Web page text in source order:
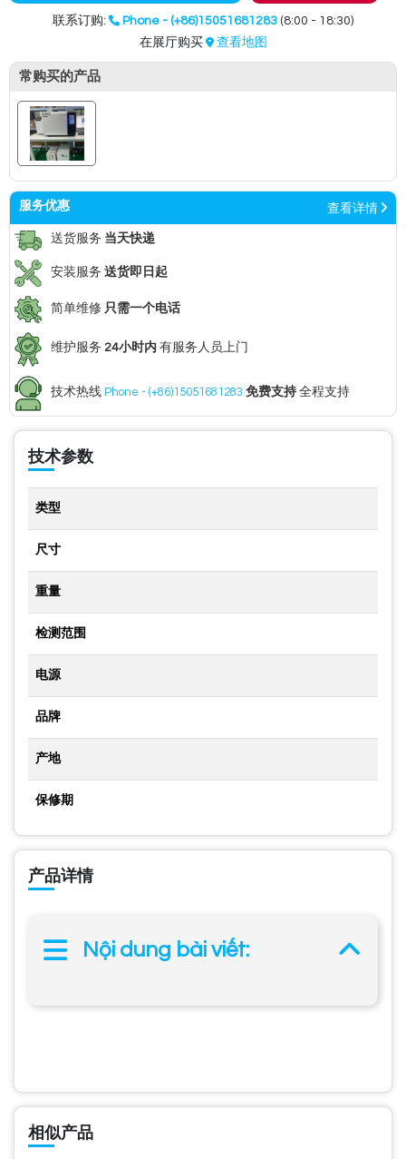
联系订购: Phone - (+86)15051681283 (8:00 - 18:30)
在展厅购买
查看地图
常购买的产品
服务优惠 查看详情
送货服务 当天快递
安装服务 送货即日起
简单维修 只需一个电话
维护服务 24小时内 有服务人员上门
技术热线 Phone - (+86)15051681283 免费支持 全程支持
技术参数
类型
尺寸
重量
检测范围
电源
品牌
产地
保修期
产品详情
Nội dung bài viết:
相似产品